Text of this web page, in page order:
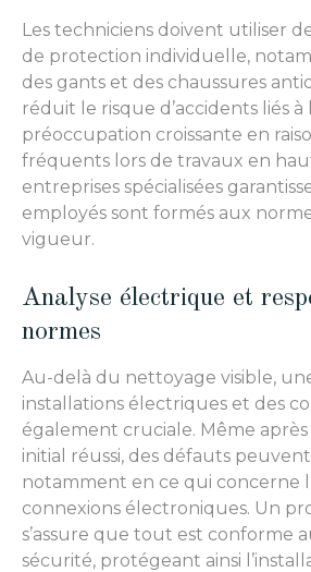
Les techniciens doivent utiliser
de protection individuelle,
des gants et des chaussures
réduit le risque d’accidents liés
préoccupation croissante en
fréquents lors de travaux en
entreprises spécialisées
employés sont formés aux
vigueur.
Analyse électrique et
normes
Au-delà du nettoyage visible,
installations électriques et des
également cruciale. Même
initial réussi, des défauts
notamment en ce qui concerne
connexions électroniques. Un
s’assure que tout est conforme
sécurité, protégeant ainsi